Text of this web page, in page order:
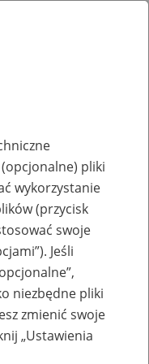
50+
pliki
wykorzystanie
(przycisk
swoje
Jeśli
niezbędne pliki
zmienić swoje
„Ustawienia